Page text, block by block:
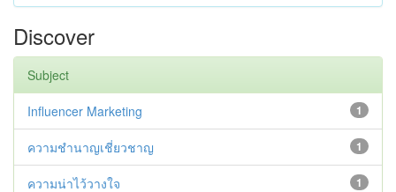
Discover
Subject
1
Influencer Marketing
1
ความชำนาญเชี่ยวชาญ
1
ความน่าไว้วางใจ